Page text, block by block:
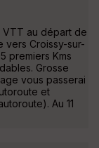
VTT au départ de
vers Croissy-sur-
premiers Kms
Grosse
vous passerai
et
Au 11